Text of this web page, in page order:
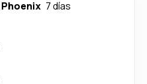
Phoenix 7 días